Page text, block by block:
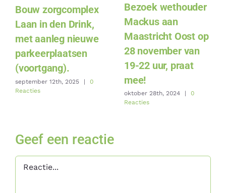
Bouw zorgcomplex
Laan in den Drink,
met aanleg nieuwe
parkeerplaatsen
(voortgang).
september 12th, 2025 |
0
Reacties
Bezoek wethouder
Mackus aan
Maastricht Oost op
28 november van
19-22 uur, praat
mee!
oktober 28th, 2024 |
0
Reacties
Geef een reactie
Reactie